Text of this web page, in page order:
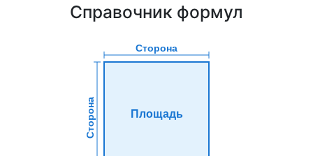
Справочник формул
Сторона
Сторона Площадь